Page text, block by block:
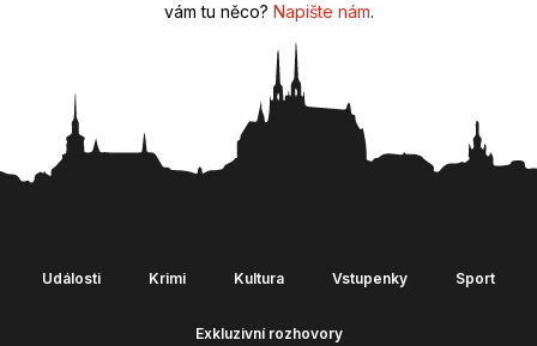
vám tu něco? Napište nám.
Události Krimi Kultura Vstupenky Sport
Exkluzivní rozhovory